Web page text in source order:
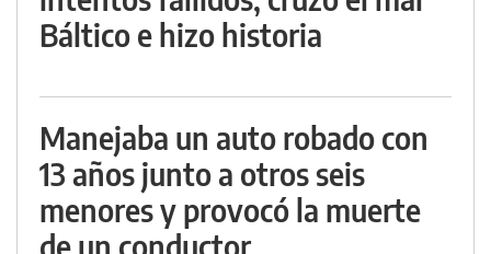
Báltico e hizo historia
Manejaba un auto robado con
13 años junto a otros seis
menores y provocó la muerte
de un conductor